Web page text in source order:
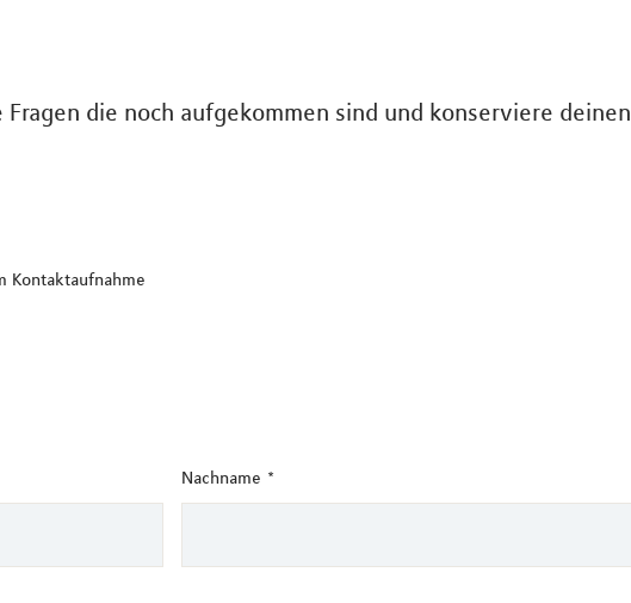
die noch aufgekommen sind und konserviere deinen
Kontaktaufnahme
Nachname *